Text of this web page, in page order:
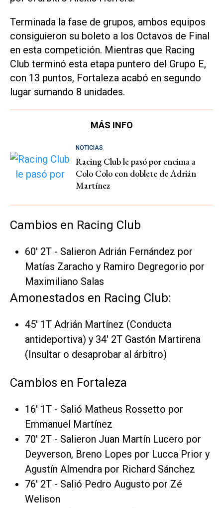
​Terminada la fase de grupos, ambos equipos
consiguieron su boleto a los Octavos de Final
en esta competición. Mientras que Racing
Club terminó esta etapa puntero del Grupo E,
con 13 puntos, Fortaleza acabó en segundo
lugar sumando 8 unidades.
MÁS INFO
NOTICIAS
Racing Club le pasó por encima a
Colo Colo con doblete de Adrián
Martínez
Cambios en Racing Club
60' 2T - Salieron Adrián Fernández por
Matías Zaracho y Ramiro Degregorio por
Maximiliano Salas
Amonestados en Racing Club:
45' 1T Adrián Martínez (Conducta
antideportiva) y 34' 2T Gastón Martirena
(Insultar o desaprobar al árbitro)
Cambios en Fortaleza
16' 1T - Salió Matheus Rossetto por
Emmanuel Martínez
70' 2T - Salieron Juan Martín Lucero por
Deyverson, Breno Lopes por Lucca Prior y
Agustín Almendra por Richard Sánchez
76' 2T - Salió Pedro Augusto por Zé
Welison